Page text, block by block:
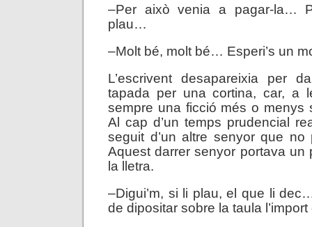
–Per això venia a pagar-la…
plau…
–Molt bé, molt bé… Esperi’s un
L’escrivent desapareixia per
tapada per una cortina, car, a
sempre una ficció més o menys
Al cap d’un temps prudencial
seguit d’un altre senyor que no
Aquest darrer senyor portava un
la lletra.
–Digui’m, si li plau, el que li
de dipositar sobre la taula